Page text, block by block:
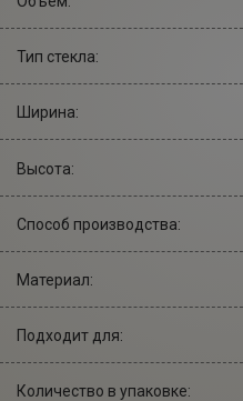
Тип стекла:
Ширина:
Высота:
Cпособ производства:
Материал:
Подходит для:
Количество в упаковке: